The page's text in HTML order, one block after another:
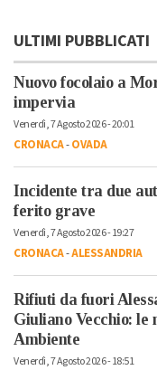
ULTIMI PUBBLICATI
Nuovo focolaio a
impervia
Venerdì, 7 Agosto 2026 - 20:01
CRONACA-OVADA
Incidente tra due
ferito grave
Venerdì, 7 Agosto 2026 - 19:27
CRONACA-ALESSANDRIA
Rifiuti da fuori
Giuliano Vecchio:
Ambiente
Venerdì, 7 Agosto 2026 - 18:51